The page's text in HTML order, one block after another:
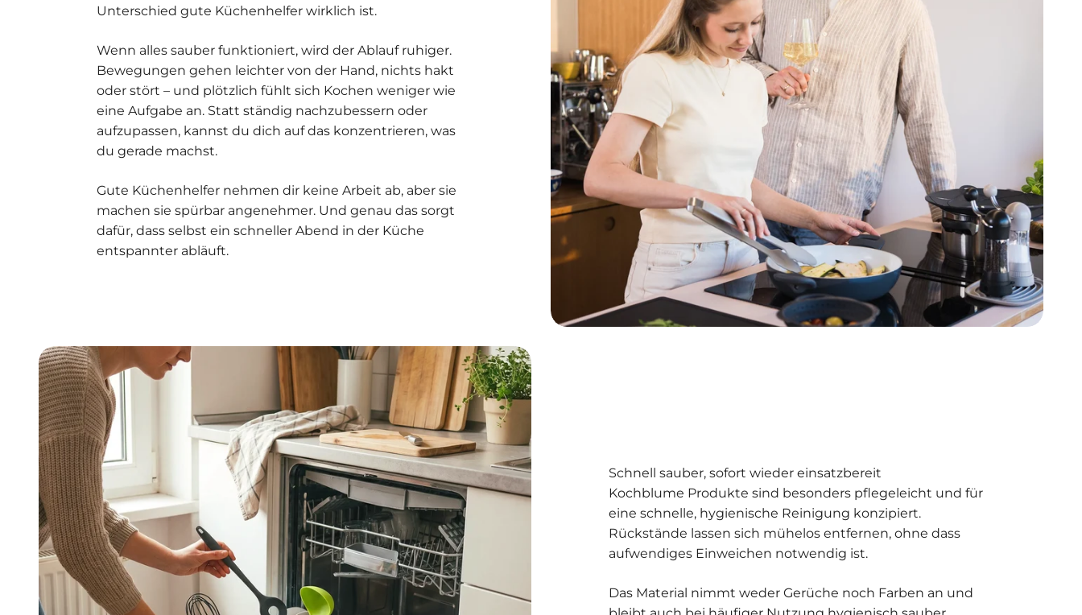
Unterschied gute Küchenhelfer wirklich ist.
Wenn alles sauber funktioniert, wird der Ablauf ruhiger.
Bewegungen gehen leichter von der Hand, nichts hakt
oder stört – und plötzlich fühlt sich Kochen weniger wie
eine Aufgabe an. Statt ständig nachzubessern oder
aufzupassen, kannst du dich auf das konzentrieren, was
du gerade machst.
Gute Küchenhelfer nehmen dir keine Arbeit ab, aber sie
machen sie spürbar angenehmer. Und genau das sorgt
dafür, dass selbst ein schneller Abend in der Küche
entspannter abläuft.
Schnell sauber, sofort wieder einsatzbereit
Kochblume Produkte sind besonders pflegeleicht und für
eine schnelle, hygienische Reinigung konzipiert.
Rückstände lassen sich mühelos entfernen, ohne dass
aufwendiges Einweichen notwendig ist.
Das Material nimmt weder Gerüche noch Farben an und